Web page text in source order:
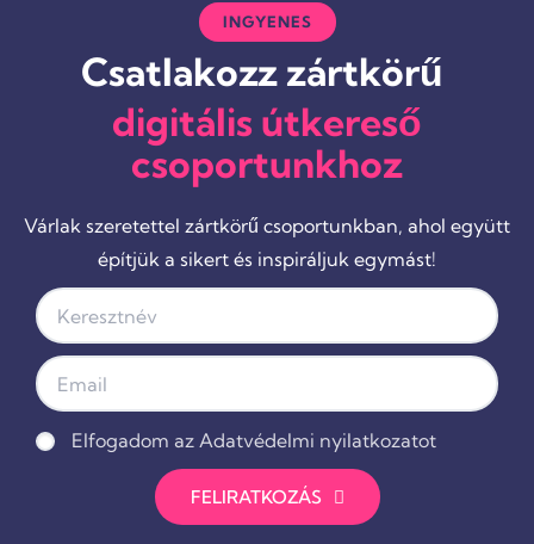
INGYENES
Csatlakozz zártkörű
digitális útkereső
csoportunkhoz
Várlak szeretettel zártkörű csoportunkban, ahol együtt
építjük a sikert és inspiráljuk egymást!
Elfogadom az Adatvédelmi nyilatkozatot
FELIRATKOZÁS